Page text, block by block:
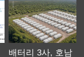
배터리 3사, 호남